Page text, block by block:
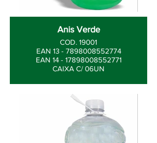
Anis Verde
COD. 19001
EAN 13 - 7898008552774
EAN 14 - 17898008552771
CAIXA C/ 06UN